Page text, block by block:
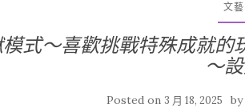
文藝
式～喜歡挑戰特殊成就
～
Posted on 3 月 18, 2025 by